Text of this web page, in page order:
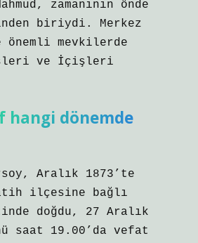
zamanının önde
biriydi. Merkez
önemli mevkilerde
ve İçişleri
hangi dönemde
Aralık 1873’te
ilçesine bağlı
doğdu, 27 Aralık
saat 19.00’da vefat